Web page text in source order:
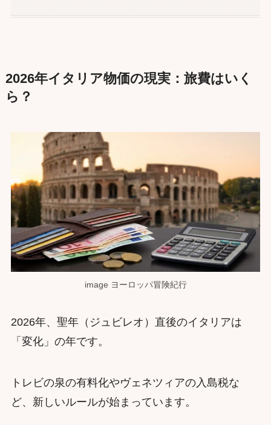
2026年イタリア物価の現実：旅費はいく
ら？
image ヨーロッパ冒険紀行
2026年、聖年（ジュビレオ）直後のイタリアは
「変化」の年です。
トレビの泉の有料化やヴェネツィアの入島税な
ど、新しいルールが始まっています。